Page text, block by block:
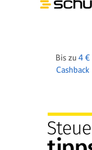
Bis zu 4 €
Cashback